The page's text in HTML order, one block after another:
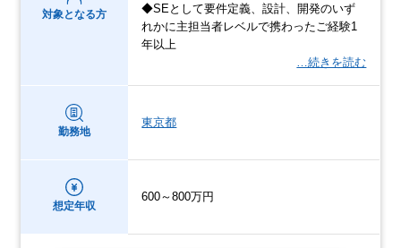
対象となる方
◆SEとして要件定義、設計、開発のいず
れかに主担当者レベルで携わったご経験1
年以上
…続きを読む
勤務地
東京都
想定年収
600～800万円